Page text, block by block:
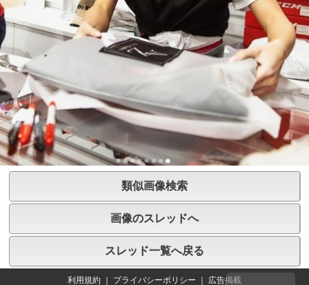
類似画像検索
画像のスレッドへ
スレッド一覧へ戻る
利用規約 プライバシーポリシー 広告掲載